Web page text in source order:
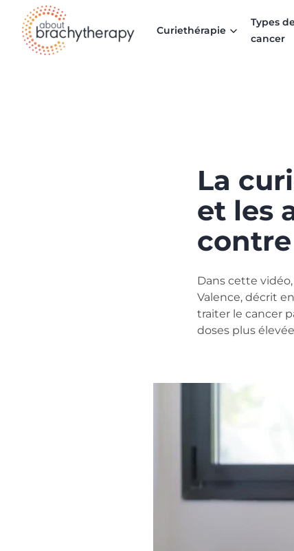
Skip to content
Curiethérapie
Types
cancer
La
et les
Dans cette
Valence, décrit
traiter le cancer
doses plus